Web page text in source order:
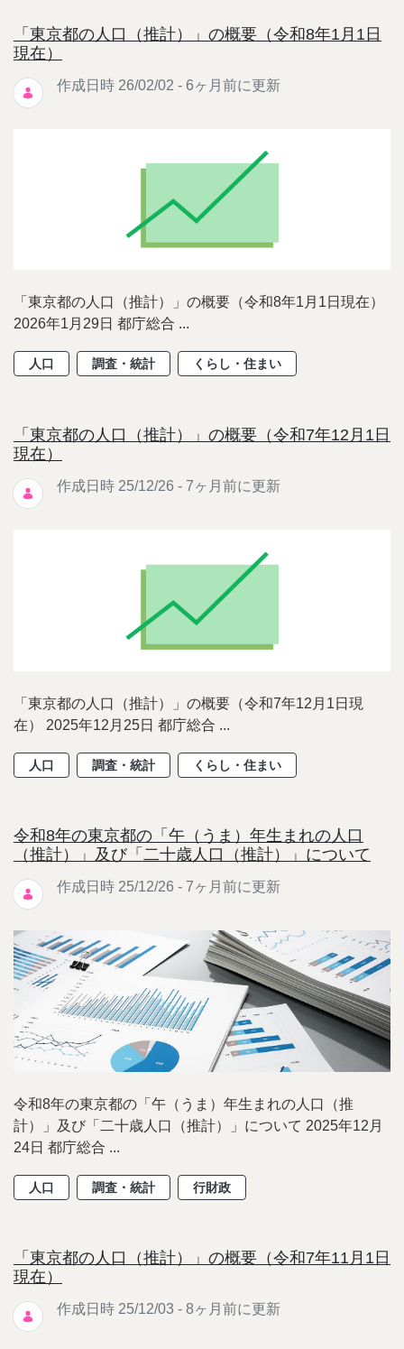
「東京都の人口（推計）」の概要（令和8年1月1日
現在）
作成日時 26/02/02 - 6ヶ月前に更新
「東京都の人口（推計）」の概要（令和8年1月1日現在）
2026年1月29日 都庁総合 ...
人口 調査・統計 くらし・住まい
「東京都の人口（推計）」の概要（令和7年12月1日
現在）
作成日時 25/12/26 - 7ヶ月前に更新
「東京都の人口（推計）」の概要（令和7年12月1日現
在） 2025年12月25日 都庁総合 ...
人口 調査・統計 くらし・住まい
令和8年の東京都の「午（うま）年生まれの人口
（推計）」及び「二十歳人口（推計）」について
作成日時 25/12/26 - 7ヶ月前に更新
令和8年の東京都の「午（うま）年生まれの人口（推
計）」及び「二十歳人口（推計）」について 2025年12月
24日 都庁総合 ...
人口 調査・統計 行財政
「東京都の人口（推計）」の概要（令和7年11月1日
現在）
作成日時 25/12/03 - 8ヶ月前に更新